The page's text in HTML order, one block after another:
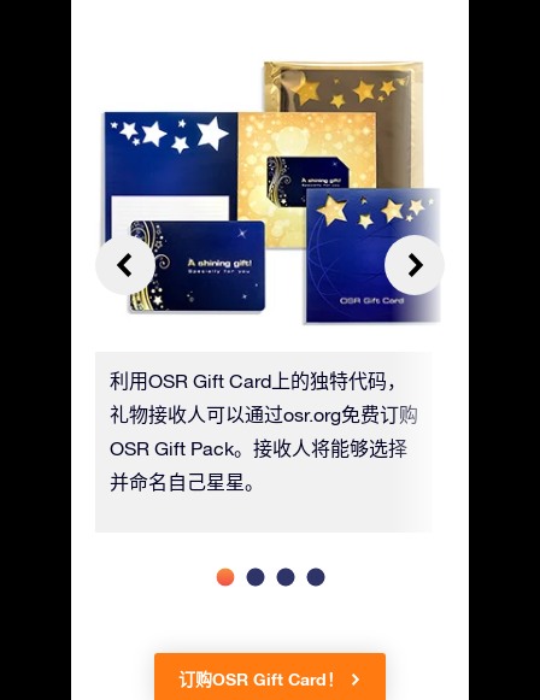
利用OSR Gift Card上的独特代码，
礼物接收人可以通过osr.org免费订购
OSR Gift Pack。接收人将能够选择
并命名自己星星。
订购OSR Gift Card！